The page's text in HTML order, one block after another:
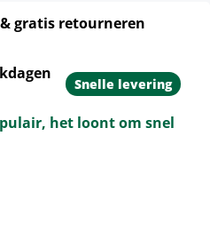
gratis retourneren
Snelle levering
het loont om snel